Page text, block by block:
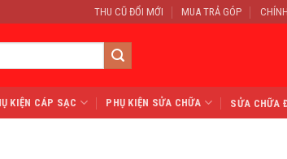
THU CŨ ĐỔI MỚI MUA TRẢ GÓP
KIỆN CÁP SẠC PHỤ KIỆN SỬA CHỮA SỬA CHỮA